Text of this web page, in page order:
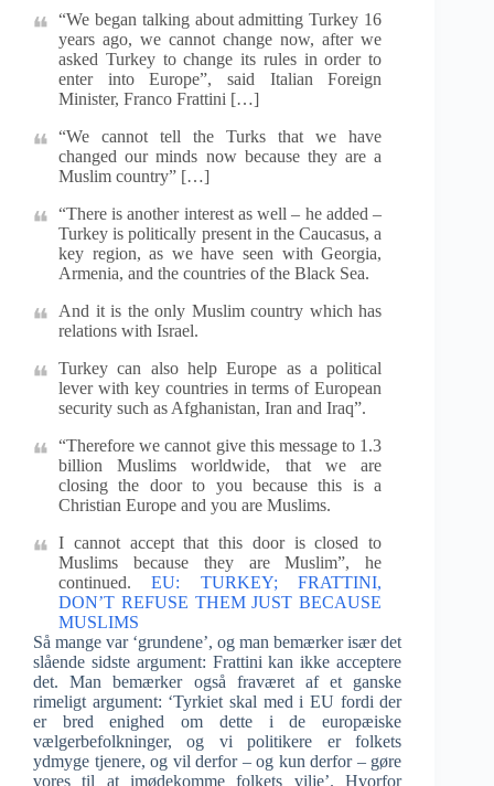
“We began talking about admitting Turkey 16
years ago, we cannot change now, after we
asked Turkey to change its rules in order to
enter into Europe”, said Italian Foreign
Minister, Franco Frattini […]
“We cannot tell the Turks that we have
changed our minds now because they are a
Muslim country” […]
“There is another interest as well – he added –
Turkey is politically present in the Caucasus, a
key region, as we have seen with Georgia,
Armenia, and the countries of the Black Sea.
And it is the only Muslim country which has
relations with Israel.
Turkey can also help Europe as a political
lever with key countries in terms of European
security such as Afghanistan, Iran and Iraq”.
“Therefore we cannot give this message to 1.3
billion Muslims worldwide, that we are
closing the door to you because this is a
Christian Europe and you are Muslims.
I cannot accept that this door is closed to
Muslims because they are Muslim”, he
continued.EU: TURKEY; FRATTINI,
DON’T REFUSE THEM JUST BECAUSE
MUSLIMS
Så mange var ‘grundene’, og man bemærker især det
slående sidste argument: Frattini kan ikke acceptere
det. Man bemærker også fraværet af et ganske
rimeligt argument: ‘Tyrkiet skal med i EU fordi der
er bred enighed om dette i de europæiske
vælgerbefolkninger, og vi politikere er folkets
ydmyge tjenere, og vil derfor – og kun derfor – gøre
vores til at imødekomme folkets vilje’. Hvorfor